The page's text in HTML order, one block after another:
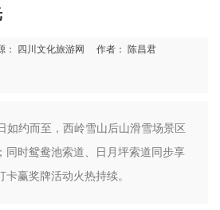
： 四川文化旅游网 作者： 陈昌君
如约而至，西岭雪山后山滑雪场景区
同时鸳鸯池索道、日月坪索道同步享
赢奖牌活动火热持续。